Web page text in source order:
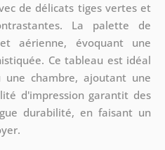
de délicats tiges vertes et
La palette de
aérienne, évoquant une
Ce tableau est idéal
chambre, ajoutant une
d'impression garantit des
durabilité, en faisant un